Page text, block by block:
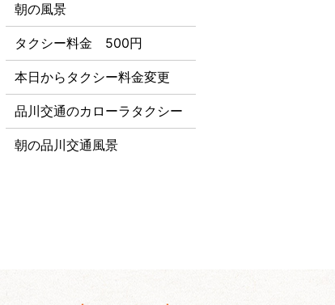
朝の風景
タクシー料金 500円
本日からタクシー料金変更
品川交通のカローラタクシー
朝の品川交通風景